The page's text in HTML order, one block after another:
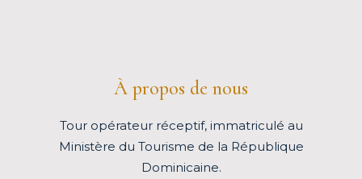
À propos de nous
Tour opérateur réceptif, immatriculé au
Ministère du Tourisme de la République
Dominicaine.